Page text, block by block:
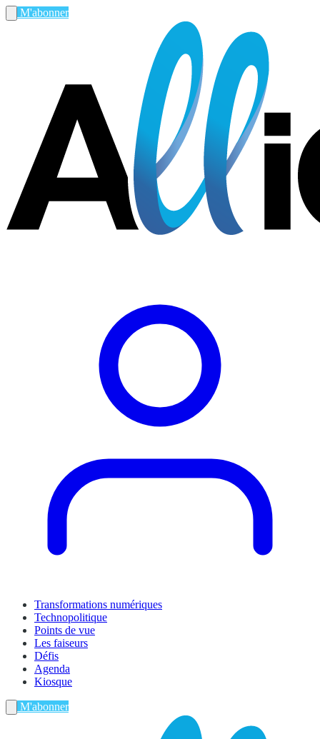
M'abonner
Transformations numériques
Technopolitique
Points de vue
Les faiseurs
Défis
Agenda
Kiosque
M'abonner